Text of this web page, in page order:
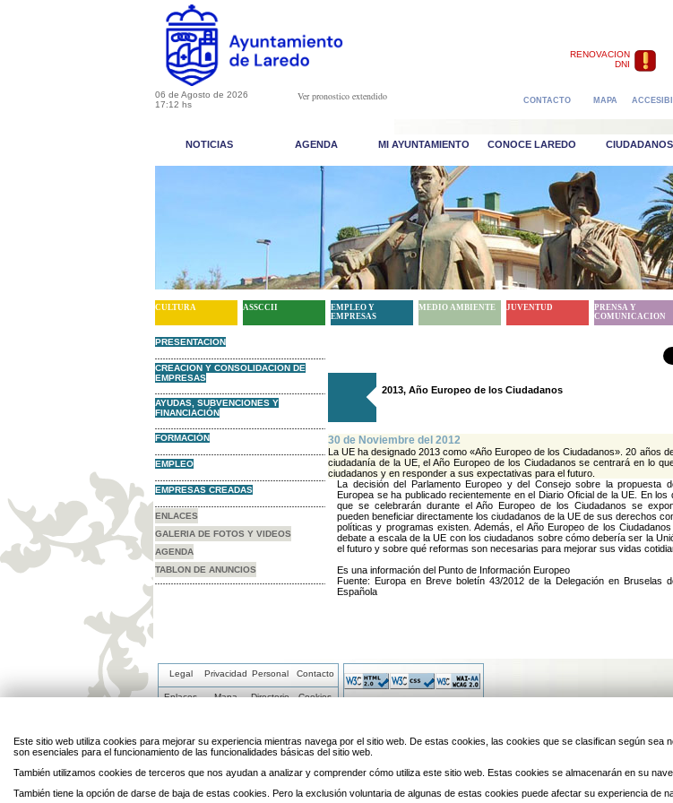
RENOVACION
DNI
06 de Agosto de 2026
17:12 hs
Ver pronostico extendido CONTACTO MAPA
NOTICIAS AGENDA MI AYUNTAMIENTO CONOCE LAREDO CIUDADANOS
CULTURA ASSCCII
EMPLEO Y
EMPRESAS
MEDIO AMBIENTE JUVENTUD
PRENSA Y
COMUNICACION
PRESENTACION
CREACION Y CONSOLIDACION DE
EMPRESAS
AYUDAS, SUBVENCIONES Y
FINANCIACIÓN
FORMACIÓN
EMPLEO
EMPRESAS CREADAS
ENLACES
GALERIA DE FOTOS Y VIDEOS
AGENDA
TABLON DE ANUNCIOS
2013, Año Europeo de los Ciudadanos
30 de Noviembre del 2012
La UE ha designado 2013 como «Año Europeo de los Ciudadanos». 20 años
ciudadanía de la UE, el Año Europeo de los Ciudadanos se centrará en lo
ciudadanos y en responder a sus expectativas para el futuro.
La decisión del Parlamento Europeo y del Consejo sobre la propuesta
Europea se ha publicado recientemente en el Diario Oficial de la UE. En los
que se celebrarán durante el Año Europeo de los Ciudadanos se
pueden beneficiar directamente los ciudadanos de la UE de sus derechos
políticas y programas existen. Además, el Año Europeo de los
debate a escala de la UE con los ciudadanos sobre cómo debería ser la
el futuro y sobre qué reformas son necesarias para mejorar sus vidas
Es una información del Punto de Información Europeo
Fuente: Europa en Breve boletín 43/2012 de la Delegación en Bruselas
Española
Legal Privacidad Personal Contacto
Enlaces Mapa Directorio Cookies
Este sitio web utiliza cookies para mejorar su experiencia mientras navega por el sitio web. De estas cookies, las cookies que se clasifican según sea
son esenciales para el funcionamiento de las funcionalidades básicas del sitio web.
También utilizamos cookies de terceros que nos ayudan a analizar y comprender cómo utiliza este sitio web. Estas cookies se almacenarán en su
También tiene la opción de darse de baja de estas cookies. Pero la exclusión voluntaria de algunas de estas cookies puede afectar su experiencia de